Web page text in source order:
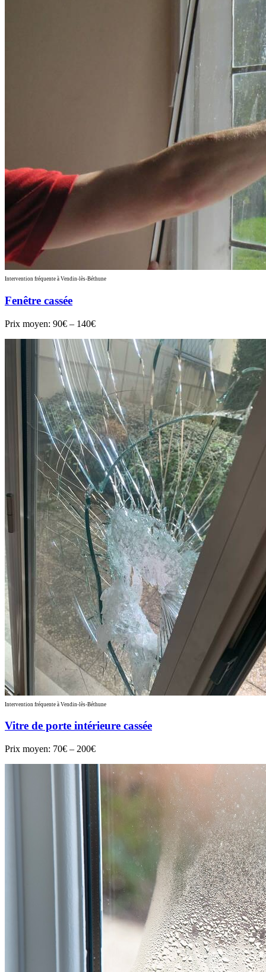
Intervention fréquente à Vendin-lès-Béthune
Fenêtre cassée
Prix moyen: 90€ – 140€
Intervention fréquente à Vendin-lès-Béthune
Vitre de porte intérieure cassée
Prix moyen: 70€ – 200€